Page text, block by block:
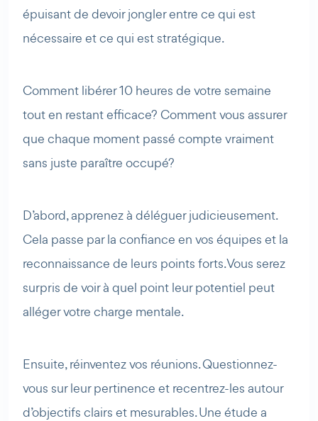
épuisant de devoir jongler entre ce qui est
nécessaire et ce qui est stratégique.
Comment libérer 10 heures de votre semaine
tout en restant efficace? Comment vous assurer
que chaque moment passé compte vraiment
sans juste paraître occupé?
D’abord, apprenez à déléguer judicieusement.
Cela passe par la confiance en vos équipes et la
reconnaissance de leurs points forts. Vous serez
surpris de voir à quel point leur potentiel peut
alléger votre charge mentale.
Ensuite, réinventez vos réunions. Questionnez-
vous sur leur pertinence et recentrez-les autour
d’objectifs clairs et mesurables. Une étude a
Maibee AI Agent
vous essayer Maibee, demander des renseignements, ou